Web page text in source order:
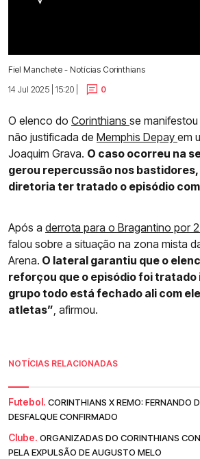
Fiel Manchete - Notícias Corinthians
14 Jul 2025 | 15:20 |
0
O elenco do Corinthians se
não justificada de Memphis Depay em
Joaquim Grava. O caso ocorreu na
gerou repercussão nos bastidores,
diretoria ter tratado o episódio
Após a derrota para o Bragantino por 2
falou sobre a situação na zona mista
Arena. O lateral garantiu que o
reforçou que o episódio foi tratado
grupo todo está fechado ali com
atletas”, afirmou.
NOTÍCIAS RELACIONADAS
Futebol. CORINTHIANS X REMO: FERNANDO
DESFALQUE CONFIRMADO
Clube. ORGANIZADAS DO CORINTHIANS
PELA EXPULSÃO DE AUGUSTO MELO